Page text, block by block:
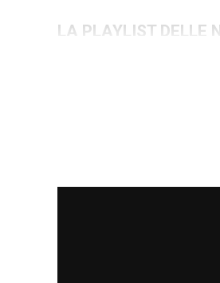
LA PLAYLIST DELLE